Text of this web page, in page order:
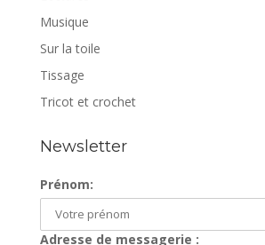
Musique
Sur la toile
Tissage
Tricot et crochet
Newsletter
Prénom:
Adresse de messagerie :